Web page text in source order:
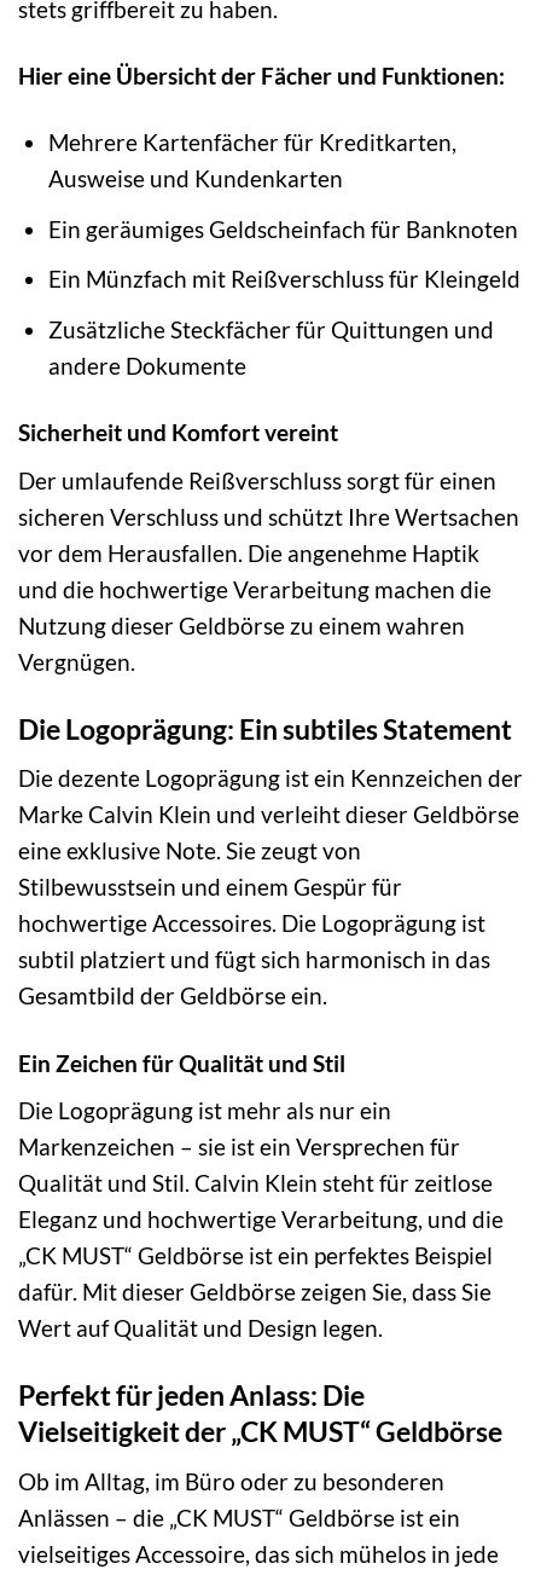
stets griffbereit zu haben.
Hier eine Übersicht der Fächer und Funktionen:
Mehrere Kartenfächer für Kreditkarten,
Ausweise und Kundenkarten
Ein geräumiges Geldscheinfach für Banknoten
Ein Münzfach mit Reißverschluss für Kleingeld
Zusätzliche Steckfächer für Quittungen und
andere Dokumente
Sicherheit und Komfort vereint
Der umlaufende Reißverschluss sorgt für einen
sicheren Verschluss und schützt Ihre Wertsachen
vor dem Herausfallen. Die angenehme Haptik
und die hochwertige Verarbeitung machen die
Nutzung dieser Geldbörse zu einem wahren
Vergnügen.
Die Logoprägung: Ein subtiles Statement
Die dezente Logoprägung ist ein Kennzeichen der
Marke Calvin Klein und verleiht dieser Geldbörse
eine exklusive Note. Sie zeugt von
Stilbewusstsein und einem Gespür für
hochwertige Accessoires. Die Logoprägung ist
subtil platziert und fügt sich harmonisch in das
Gesamtbild der Geldbörse ein.
Ein Zeichen für Qualität und Stil
Die Logoprägung ist mehr als nur ein
Markenzeichen – sie ist ein Versprechen für
Qualität und Stil. Calvin Klein steht für zeitlose
Eleganz und hochwertige Verarbeitung, und die
„CK MUST“ Geldbörse ist ein perfektes Beispiel
dafür. Mit dieser Geldbörse zeigen Sie, dass Sie
Wert auf Qualität und Design legen.
Perfekt für jeden Anlass: Die
Vielseitigkeit der „CK MUST“ Geldbörse
Ob im Alltag, im Büro oder zu besonderen
Anlässen – die „CK MUST“ Geldbörse ist ein
vielseitiges Accessoire, das sich mühelos in jede